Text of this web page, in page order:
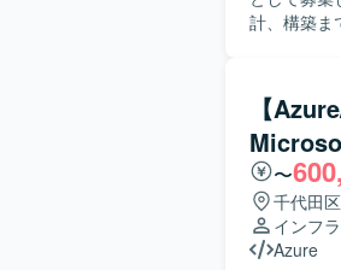
ップが可能です。 【開発環境】 AWS上でのクラウド基
盤、
計、構築ま
体的にプロジ
Azureイ
様なプロジェクト経
フラ環境で
【
〜
千代田
インフ
Azure